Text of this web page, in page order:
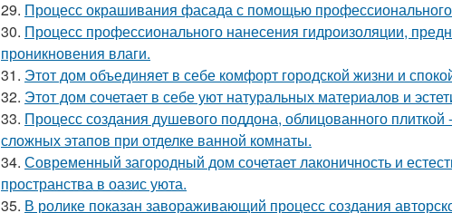
29. Процесс окрашивания фасада с помощью профессионального
30. Процесс профессионального нанесения гидроизоляции,
проникновения влаги.
31. Этот дом объединяет в себе комфорт городской жизни и
32. Этот дом сочетает в себе уют натуральных материалов и
33. Процесс создания душевого поддона, облицованного плиткой
сложных этапов при отделке ванной комнаты.
34. Современный загородный дом сочетает лаконичность и
пространства в оазис уюта.
35. В ролике показан завораживающий процесс создания